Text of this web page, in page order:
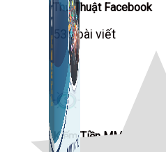
Thủ Thuật Facebook
536 bài viết
Kiếm Tiền MMO